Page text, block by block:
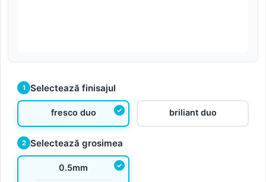
1 Selectează finisajul
fresco duo briliant duo
2 Selectează grosimea
0.5mm